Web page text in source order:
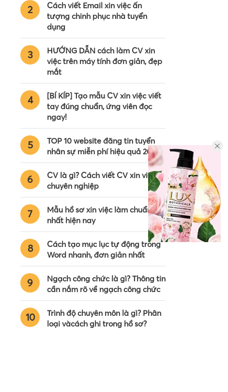
2
Cách viết Email xin việc ấn
tượng chinh phục nhà tuyển
dụng
3
HƯỚNG DẪN cách làm CV xin
việc trên máy tính đơn giản, đẹp
mắt
4
[BÍ KÍP] Tạo mẫu CV xin việc viết
tay đúng chuẩn, ứng viên đọc
ngay!
5
TOP 10 website đăng tin tuyển
nhân sự miễn phí hiệu quả 2024
6
CV là gì? Cách viết CV xin việc
chuyên nghiệp
7
Mẫu hồ sơ xin việc làm chuẩn
nhất hiện nay
8
Cách tạo mục lục tự động trong
Word nhanh, đơn giản nhất
9
Ngạch công chức là gì? Thông tin
cần nắm rõ về ngạch công chức
10
Trình độ chuyên môn là gì? Phân
loại vàcách ghi trong hồ sơ?